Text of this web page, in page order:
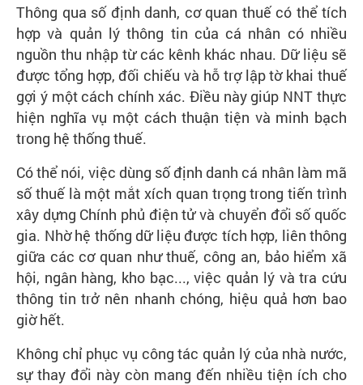
Thông qua số định danh, cơ quan thuế có thể tích
hợp và quản lý thông tin của cá nhân có nhiều
nguồn thu nhập từ các kênh khác nhau. Dữ liệu sẽ
được tổng hợp, đối chiếu và hỗ trợ lập tờ khai thuế
gợi ý một cách chính xác. Điều này giúp NNT thực
hiện nghĩa vụ một cách thuận tiện và minh bạch
trong hệ thống thuế.
Có thể nói, việc dùng số định danh cá nhân làm mã
số thuế là một mắt xích quan trọng trong tiến trình
xây dựng Chính phủ điện tử và chuyển đổi số quốc
gia. Nhờ hệ thống dữ liệu được tích hợp, liên thông
giữa các cơ quan như thuế, công an, bảo hiểm xã
hội, ngân hàng, kho bạc..., việc quản lý và tra cứu
thông tin trở nên nhanh chóng, hiệu quả hơn bao
giờ hết.
Không chỉ phục vụ công tác quản lý của nhà nước,
sự thay đổi này còn mang đến nhiều tiện ích cho